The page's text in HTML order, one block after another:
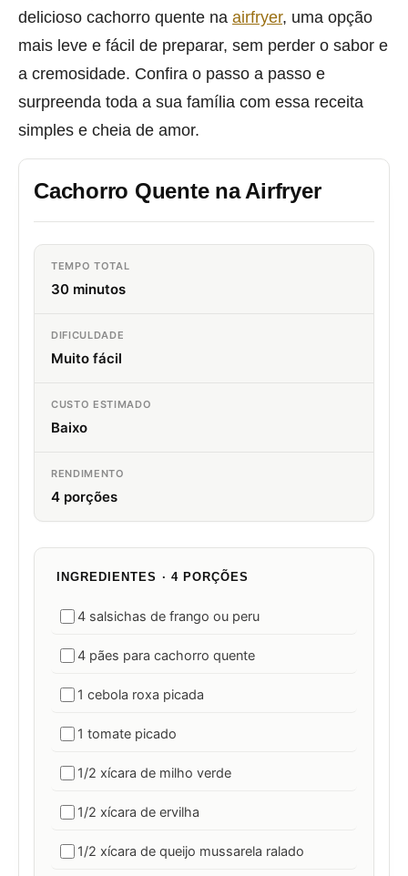
delicioso cachorro quente na airfryer, uma opção
mais leve e fácil de preparar, sem perder o sabor e
a cremosidade. Confira o passo a passo e
surpreenda toda a sua família com essa receita
simples e cheia de amor.
Cachorro Quente na Airfryer
TEMPO TOTAL
30 minutos
DIFICULDADE
Muito fácil
CUSTO ESTIMADO
Baixo
RENDIMENTO
4 porções
INGREDIENTES · 4 PORÇÕES
4 salsichas de frango ou peru
4 pães para cachorro quente
1 cebola roxa picada
1 tomate picado
1/2 xícara de milho verde
1/2 xícara de ervilha
1/2 xícara de queijo mussarela ralado